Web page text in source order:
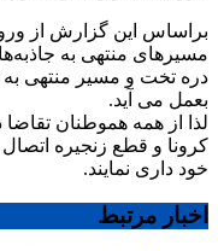
براساس این گزارش از
مسیرهای منتهی به
دره تخت و مسیر منتهی
بعمل می آید.
لذا از همه هموطنان
کرونا و قطع زنجیره
خود داری نمایند.
اخبار مرتبط